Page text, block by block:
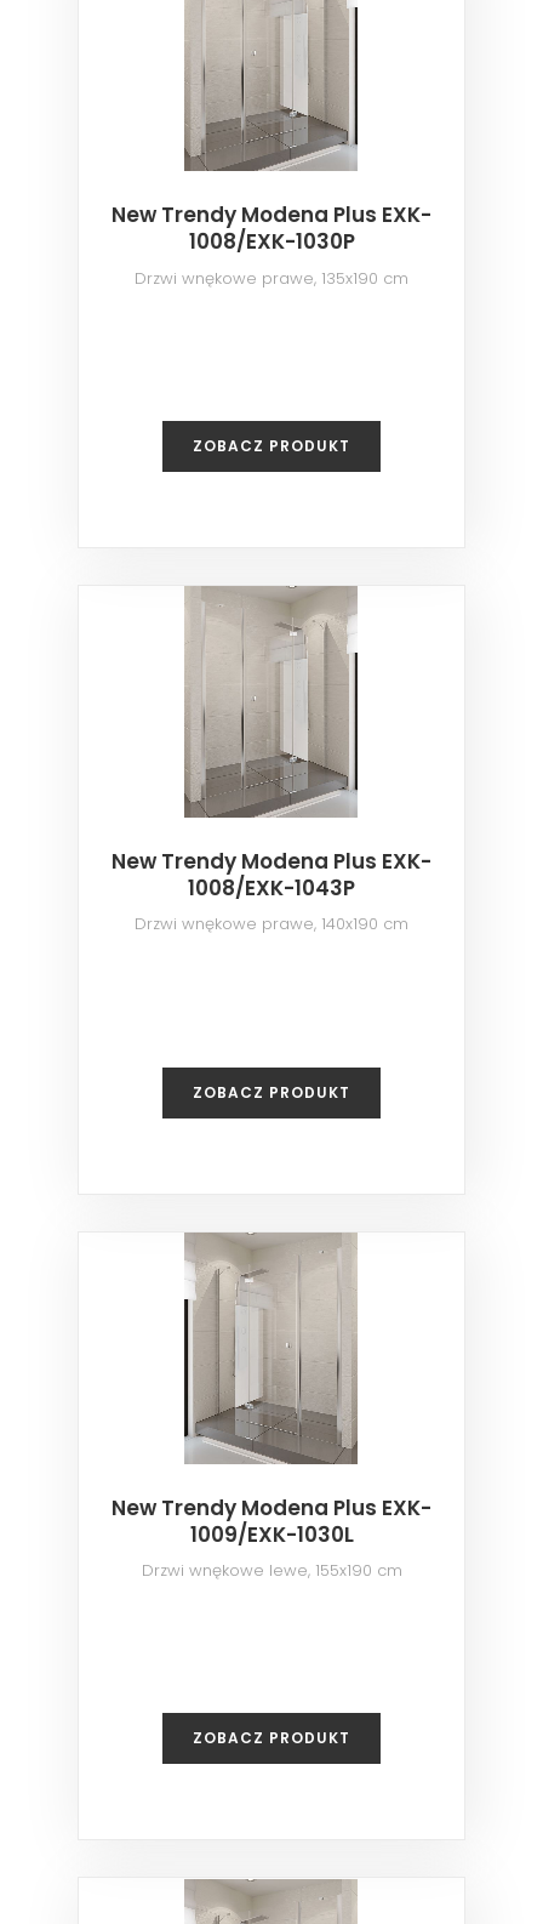
New Trendy Modena Plus EXK-
1008/EXK-1030P
Drzwi wnękowe prawe, 135x190 cm
ZOBACZ PRODUKT
New Trendy Modena Plus EXK-
1008/EXK-1043P
Drzwi wnękowe prawe, 140x190 cm
ZOBACZ PRODUKT
New Trendy Modena Plus EXK-
1009/EXK-1030L
Drzwi wnękowe lewe, 155x190 cm
ZOBACZ PRODUKT